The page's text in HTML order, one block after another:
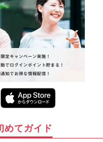
めてガイド